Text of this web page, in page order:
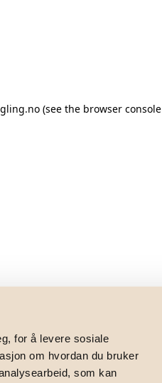
for å levere sosiale
om hvordan du bruker
som kan
(see the browser console